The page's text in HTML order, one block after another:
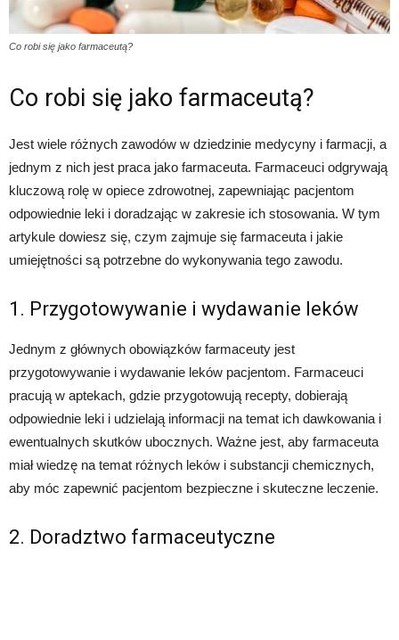
Co robi się jako farmaceutą?
Co robi się jako farmaceutą?
Jest wiele różnych zawodów w dziedzinie medycyny i farmacji, a
jednym z nich jest praca jako farmaceuta. Farmaceuci odgrywają
kluczową rolę w opiece zdrowotnej, zapewniając pacjentom
odpowiednie leki i doradzając w zakresie ich stosowania. W tym
artykule dowiesz się, czym zajmuje się farmaceuta i jakie
umiejętności są potrzebne do wykonywania tego zawodu.
1. Przygotowywanie i wydawanie leków
Jednym z głównych obowiązków farmaceuty jest
przygotowywanie i wydawanie leków pacjentom. Farmaceuci
pracują w aptekach, gdzie przygotowują recepty, dobierają
odpowiednie leki i udzielają informacji na temat ich dawkowania i
ewentualnych skutków ubocznych. Ważne jest, aby farmaceuta
miał wiedzę na temat różnych leków i substancji chemicznych,
aby móc zapewnić pacjentom bezpieczne i skuteczne leczenie.
2. Doradztwo farmaceutyczne